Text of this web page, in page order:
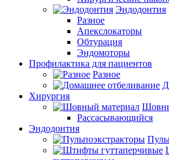
Эндодонтия
Разное
Апекслокаторы
Обтурация
Эндомоторы
Профилактика для пациентов
Разное
Хирургия
Рассасывающийся
Эндодонтия